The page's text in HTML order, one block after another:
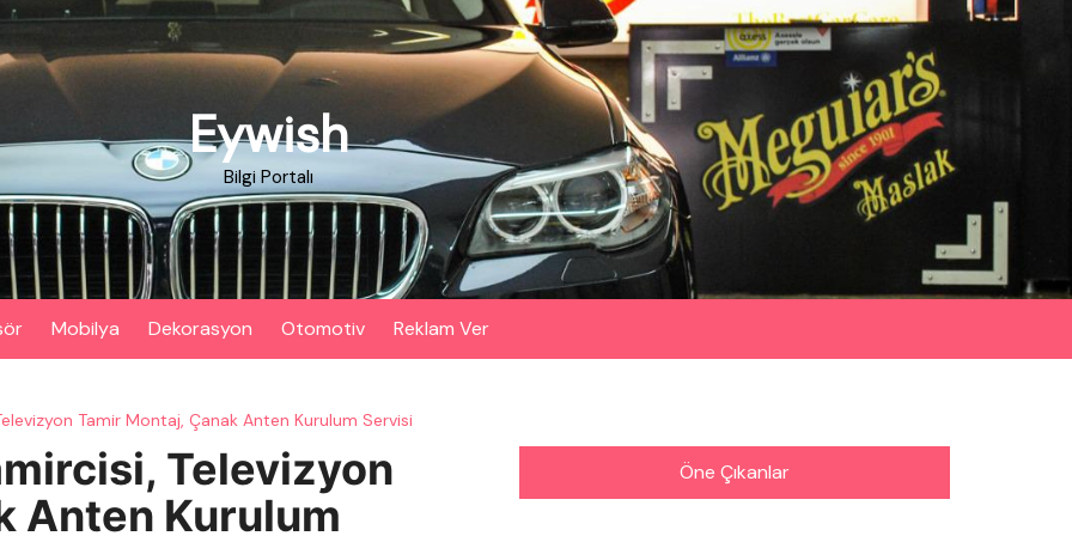
Eywish
Bilgi Portalı
Mobilya Dekorasyon Otomotiv Reklam Ver
Tamir Montaj, Çanak Anten Kurulum Servisi
Televizyon
Anten Kurulum
Öne Çıkanlar